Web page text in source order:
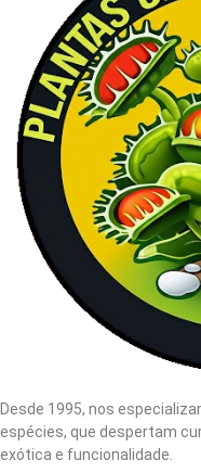
Desde 1995, nos
espécies, que despertam
exótica e funcionalidade.